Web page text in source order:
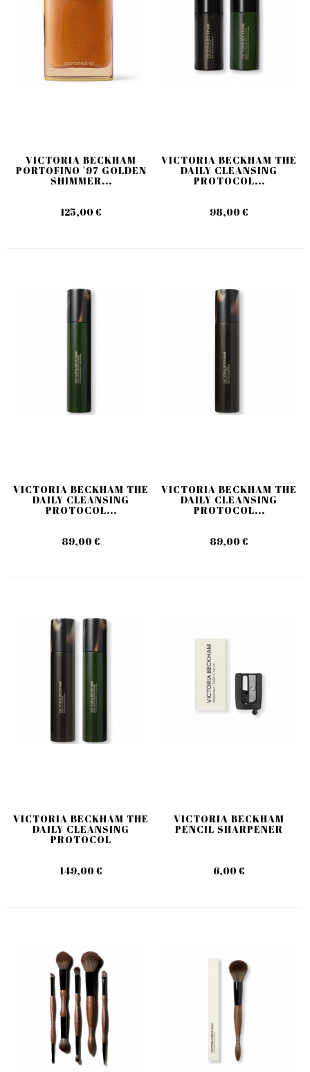
VICTORIA BECKHAM
PORTOFINO '97 GOLDEN
SHIMMER...
125,00 €
VICTORIA BECKHAM THE
DAILY CLEANSING
PROTOCOL...
98,00 €
VICTORIA BECKHAM THE
DAILY CLEANSING
PROTOCOL...
89,00 €
VICTORIA BECKHAM THE
DAILY CLEANSING
PROTOCOL...
89,00 €
VICTORIA BECKHAM THE
DAILY CLEANSING
PROTOCOL
149,00 €
VICTORIA BECKHAM
PENCIL SHARPENER
6,00 €